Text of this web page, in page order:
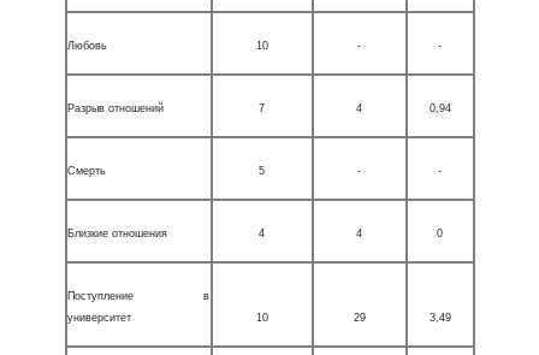
Любовь 10 - -
Разрыв отношений 7 4 0,94
Смерть 5 - -
Близкие отношения 4 4 0
Поступление в
университет
10 29 3,49